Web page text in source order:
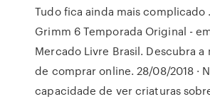
Tudo fica ainda mais complicado
Grimm 6 Temporada Original -
Mercado Livre Brasil. Descubra a
de comprar online. 28/08/2018 ·
capacidade de ver criaturas